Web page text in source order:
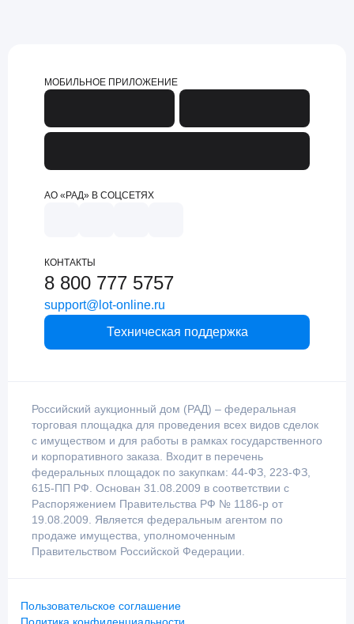
МОБИЛЬНОЕ ПРИЛОЖЕНИЕ
АО «РАД» В СОЦСЕТЯХ
КОНТАКТЫ
8 800 777 5757
support@lot-online.ru
Техническая поддержка
Российский аукционный дом (РАД) – федеральная
торговая площадка для проведения всех видов сделок
с имуществом и для работы в рамках государственного
и корпоративного заказа. Входит в перечень
федеральных площадок по закупкам: 44-ФЗ, 223-ФЗ,
615-ПП РФ. Основан 31.08.2009 в соответствии с
Распоряжением Правительства РФ № 1186-р от
19.08.2009. Является федеральным агентом по
продаже имущества, уполномоченным
Правительством Российской Федерации.
Пользовательское соглашение